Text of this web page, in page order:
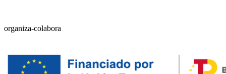
organiza-colabora